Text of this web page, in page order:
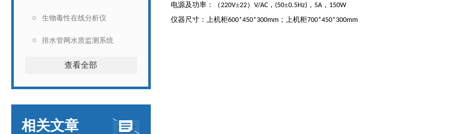
生物毒性在线分析仪
排水管网水质监测系统
查看全部
相关文章
电源及功率：（220V±22） V/AC ， (50±0.5Hz) ， 5A ， 150W
仪器尺寸：上机柜600*450*300mm ；上机柜700*450*300mm